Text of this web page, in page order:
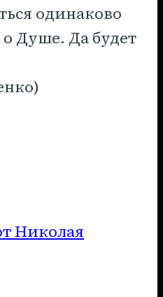
одинаково
о Душе. Да будет
Николая